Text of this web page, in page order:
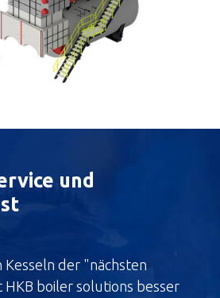
und
der "nächsten
boiler solutions besser